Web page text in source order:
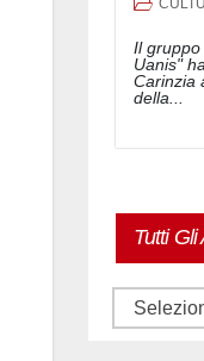
Il gruppo
Uanis"
Carinzia
della...
Tutti Gli
Tutti